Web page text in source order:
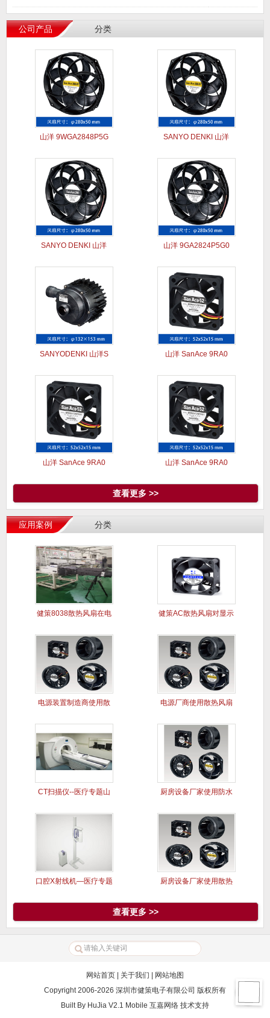
公司产品 分类
山洋 9WGA2848P5G SANYO DENKI 山洋
SANYO DENKI 山洋 山洋 9GA2824P5G0
SANYODENKI 山洋S 山洋 SanAce 9RA0
山洋 SanAce 9RA0 山洋 SanAce 9RA0
查看更多 >>
应用案例 分类
健策8038散热风扇在电 健策AC散热风扇对显示
电源装置制造商使用散 电源厂商使用散热风扇
CT扫描仪--医疗专题山 厨房设备厂家使用防水
口腔X射线机—医疗专题 厨房设备厂家使用散热
查看更多 >>
网站首页 | 关于我们 | 网站地图
Copyright 2006-2026 深圳市健策电子有限公司 版权所有
Built By HuJia V2.1 Mobile 互嘉网络 技术支持